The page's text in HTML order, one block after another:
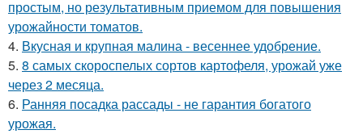
простым, но результативным приемом для повышения
урожайности томатов.
4. Вкусная и крупная малина - весеннее удобрение.
5. 8 самых скороспелых сортов картофеля, урожай уже
через 2 месяца.
6. Ранняя посадка рассады - не гарантия богатого
урожая.